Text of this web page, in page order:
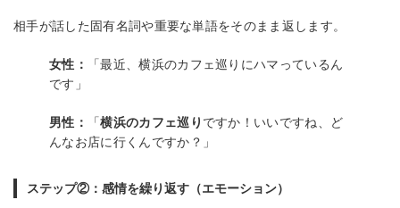
相手が話した固有名詞や重要な単語をそのまま返します。
女性：
「最近、横浜のカフェ巡りにハマっているん
です」
男性： 「横浜のカフェ巡り ですか！いいですね、ど
んなお店に行くんですか？」
ステップ②：感情を繰り返す（エモーション）